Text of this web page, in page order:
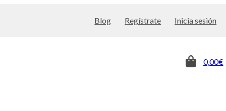
Blog Regístrate Inicia sesión
0,00€